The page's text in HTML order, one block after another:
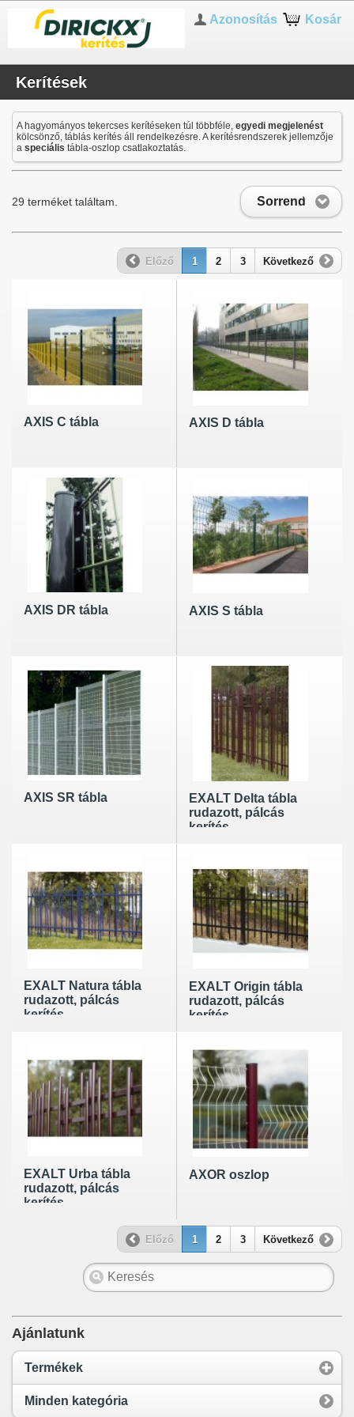
Kosár
Azonosítás
Kerítések
A hagyományos tekercses kerítéseken túl többféle, egyedi megjelenést
kölcsönző, táblás kerítés áll rendelkezésre. A kerítésrendszerek jellemzője
a speciális tábla-oszlop csatlakoztatás.
Sorrend
29 terméket találtam.
Előző 1 2 3 Következő
AXIS C tábla AXIS D tábla
AXIS DR tábla AXIS S tábla
AXIS SR tábla
EXALT Delta tábla
rudazott, pálcás
kerítés
EXALT Natura tábla
rudazott, pálcás
kerítés
EXALT Origin tábla
rudazott, pálcás
kerítés
EXALT Urba tábla
rudazott, pálcás
kerítés
AXOR oszlop
Előző 1 2 3 Következő
Ajánlatunk
Termékek
Minden kategória